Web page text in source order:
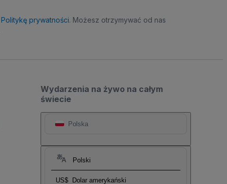
Politykę prywatności. Możesz otrzymywać od nas
Wydarzenia na żywo na całym
świecie
Polska
Polski
US$ Dolar amerykański